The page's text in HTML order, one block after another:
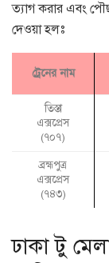
ত্যাগ করার এবং
দেওয়া হলঃ
ট্রেনের নাম
তিস্তা
এক্সপ্রেস
(৭০৭)
ব্রহ্মপুত্র
এক্সপ্রেস
(৭৪৩)
ঢাকা টু